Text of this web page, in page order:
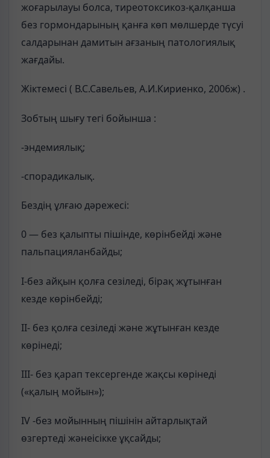
жоғарылауы болса, тиреотоксикоз-қалқанша
без гормондарының қанға көп мөлшерде түсуі
салдарынан дамитын ағзаның патологиялық
жағдайы.
Жіктемесі ( В.С.Савельев, А.И.Кириенко, 2006ж) .
Зобтың шығу тегі бойынша :
-эндемиялық;
-спорадикалық.
Бездің ұлғаю дәрежесі:
0 — без қалыпты пішінде, көрінбейді және
пальпацияланбайды;
І-без айқын қолға сезіледі, бірақ жұтынған
кезде көрінбейді;
ІІ- без қолға сезіледі және жұтынған кезде
көрінеді;
ІІІ- без қарап тексергенде жақсы көрінеді
(«қалың мойын»);
ІV -без мойынның пішінін айтарлықтай
өзгертеді жәнеісікке ұқсайды;